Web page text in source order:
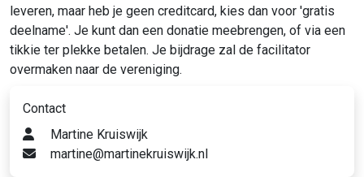
leveren, maar heb je geen creditcard, kies dan voor 'gratis
deelname'. Je kunt dan een donatie meebrengen, of via een
tikkie ter plekke betalen. Je bijdrage zal de facilitator
overmaken naar de vereniging.
Contact
Martine Kruiswijk
martine@martinekruiswijk.nl